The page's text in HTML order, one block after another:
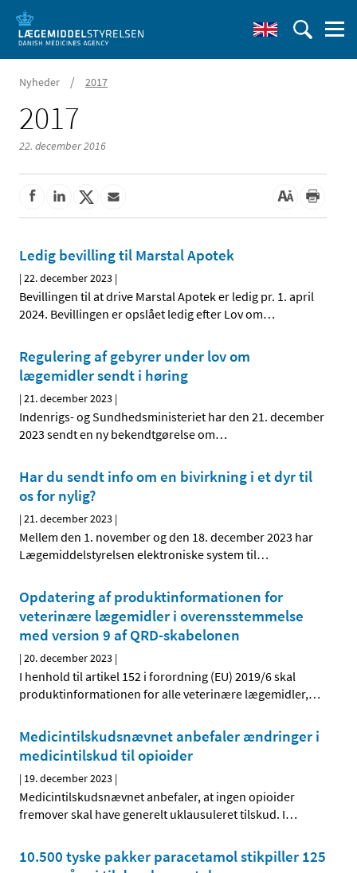
Nyheder / 2017
2017
22. december 2016
Ledig bevilling til Marstal Apotek
|22. december 2023 |
Bevillingen til at drive Marstal Apotek er ledig pr. 1. april
2024. Bevillingen er opslået ledig efter Lov om…
Regulering af gebyrer under lov om
lægemidler sendt i høring
|21. december 2023 |
Indenrigs- og Sundhedsministeriet har den 21. december
2023 sendt en ny bekendtgørelse om…
Har du sendt info om en bivirkning i et dyr til
os for nylig?
|21. december 2023 |
Mellem den 1. november og den 18. december 2023 har
Lægemiddelstyrelsen elektroniske system til…
Opdatering af produktinformationen for
veterinære lægemidler i overensstemmelse
med version 9 af QRD-skabelonen
|20. december 2023 |
I henhold til artikel 152 i forordning (EU) 2019/6 skal
produktinformationen for alle veterinære lægemidler,…
Medicintilskudsnævnet anbefaler ændringer i
medicintilskud til opioider
| 19. december 2023 |
Medicintilskudsnævnet anbefaler, at ingen opioider
fremover skal have generelt uklausuleret tilskud. I…
10.500 tyske pakker paracetamol stikpiller 125